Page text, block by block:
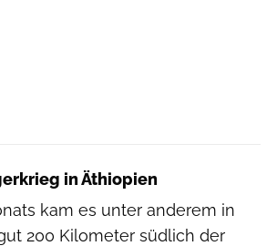
in Äthiopien
kam es unter anderem in
200 Kilometer südlich der